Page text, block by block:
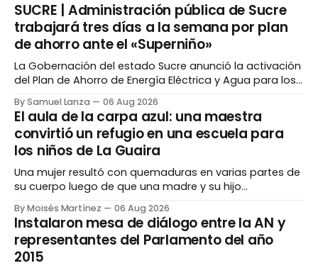
SUCRE | Administración pública de Sucre
trabajará tres días a la semana por plan
de ahorro ante el «Superniño»
La Gobernación del estado Sucre anunció la activación
del Plan de Ahorro de Energía Eléctrica y Agua para los
estadal y municipal, en cumplimiento de las
instrucciones de la presidenta encargada, Delcy
Rodríguez, como medida preventiva ante el fenómeno
climático denominado «Superniño»
By Samuel Lanza 06 Aug 2026
El aula de la carpa azul: una maestra
convirtió un refugio en una escuela para
los niños de La Guaira
Una mujer resultó con quemaduras en varias partes de
su cuerpo luego de que una madre y su hijo
presuntamente la rociaran con combustible y le
prendieran fuego durante una discusión en una vía
pública de la parroquia Sucre, en Caracas. La víctima
fue auxiliada tras la agresión y trasladada
By Moisés Martínez 06 Aug 2026
Instalaron mesa de diálogo entre la AN y
representantes del Parlamento del año
2015